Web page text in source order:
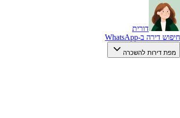
דורית
חיפוש דירה ב-WhatsApp
מפת דירות להשכרה